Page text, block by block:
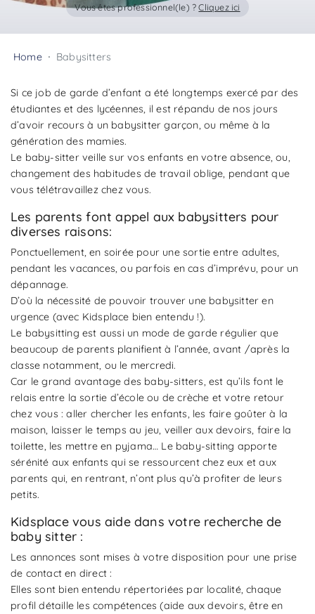
Vous êtes professionnel(le) ?Cliquez ici
Home Babysitters
Si ce job de garde d’enfant a été longtemps exercé par des
étudiantes et des lycéennes, il est répandu de nos jours
d’avoir recours à un babysitter garçon, ou même à la
génération des mamies.
Le baby-sitter veille sur vos enfants en votre absence, ou,
changement des habitudes de travail oblige, pendant que
vous télétravaillez chez vous.
Les parents font appel aux babysitters pour
diverses raisons:
Ponctuellement, en soirée pour une sortie entre adultes,
pendant les vacances, ou parfois en cas d’imprévu, pour un
dépannage.
D’où la nécessité de pouvoir trouver une babysitter en
urgence (avec Kidsplace bien entendu !).
Le babysitting est aussi un mode de garde régulier que
beaucoup de parents planifient à l’année, avant /après la
classe notamment, ou le mercredi.
Car le grand avantage des baby-sitters, est qu’ils font le
relais entre la sortie d’école ou de crèche et votre retour
chez vous : aller chercher les enfants, les faire goûter à la
maison, laisser le temps au jeu, veiller aux devoirs, faire la
toilette, les mettre en pyjama… Le baby-sitting apporte
sérénité aux enfants qui se ressourcent chez eux et aux
parents qui, en rentrant, n’ont plus qu’à profiter de leurs
petits.
Kidsplace vous aide dans votre recherche de
baby sitter :
Les annonces sont mises à votre disposition pour une prise
de contact en direct :
Elles sont bien entendu répertoriées par localité, chaque
profil détaille les compétences (aide aux devoirs, être en